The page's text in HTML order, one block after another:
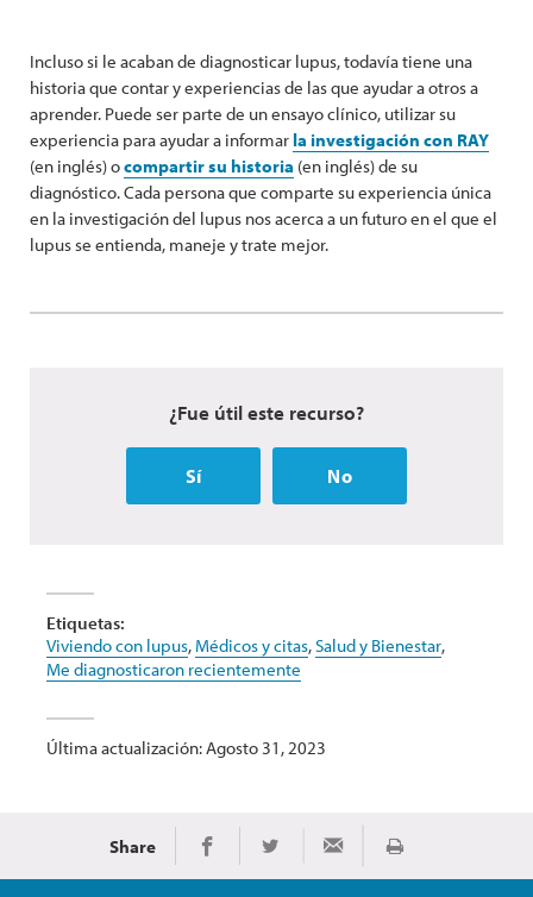
Incluso si le acaban de diagnosticar lupus, todavía tiene una
historia que contar y experiencias de las que ayudar a otros a
aprender. Puede ser parte de un ensayo clínico, utilizar su
experiencia para ayudar a informar la investigación con RAY
(en inglés) ocompartir su historia (en inglés) de su
diagnóstico. Cada persona que comparte su experiencia única
en la investigación del lupus nos acerca a un futuro en el que el
lupus se entienda, maneje y trate mejor.
¿Fue útil este recurso?
Sí No
Etiquetas:
Viviendo con lupus, Médicos y citas,Salud y Bienestar,
Me diagnosticaron recientemente
Última actualización: Agosto 31, 2023
Share Share on Facebook
Share on TwitterShare via EmailImprimir